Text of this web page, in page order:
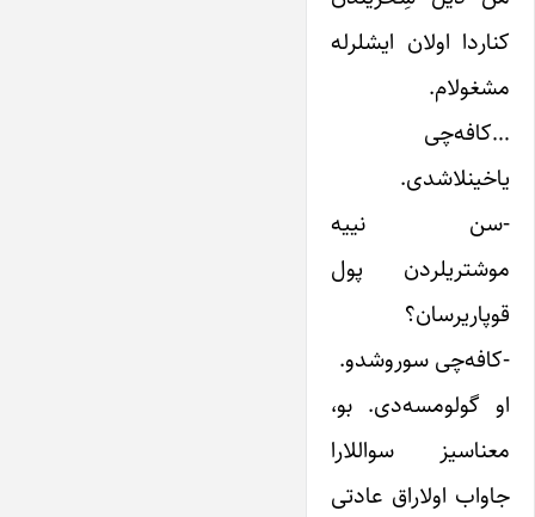
کناردا اولان ایشلرله
مشغولام.
…کافه‌چی
یاخینلاشدی.
-سن نییه
موشتریلردن پول
قوپاریرسان؟
-کافه‌چی سوروشدو.
او گولومسه‌دی. بو،
معناسیز سواللارا
جاواب اولاراق عادتی